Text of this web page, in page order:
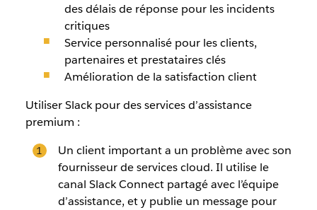
des délais de réponse pour les incidents
critiques
Service personnalisé pour les clients,
partenaires et prestataires clés
Amélioration de la satisfaction client
Utiliser Slack pour des services d’assistance
premium :
Un client important a un problème avec son
fournisseur de services cloud. Il utilise le
canal Slack Connect partagé avec l’équipe
d’assistance, et y publie un message pour